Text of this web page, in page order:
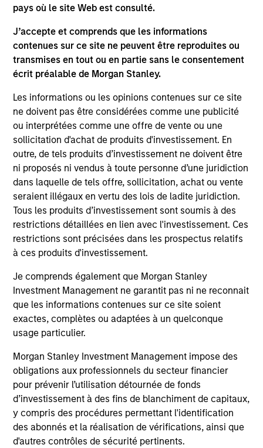
pays où le site Web est consulté.
J’accepte et comprends que les informations
contenues sur ce site ne peuvent être reproduites ou
transmises en tout ou en partie sans le consentement
écrit préalable de Morgan Stanley.
Les informations ou les opinions contenues sur ce site
ne doivent pas être considérées comme une publicité
ou interprétées comme une offre de vente ou une
sollicitation d'achat de produits d'investissement. En
outre, de tels produits d’investissement ne doivent être
ni proposés ni vendus à toute personne d’une juridiction
dans laquelle de tels offre, sollicitation, achat ou vente
seraient illégaux en vertu des lois de ladite juridiction.
Tous les produits d’investissement sont soumis à des
restrictions détaillées en lien avec l'investissement. Ces
restrictions sont précisées dans les prospectus relatifs
à ces produits d'investissement.
Je comprends également que Morgan Stanley
Investment Management ne garantit pas ni ne reconnait
que les informations contenues sur ce site soient
exactes, complètes ou adaptées à un quelconque
usage particulier.
Morgan Stanley Investment Management impose des
obligations aux professionnels du secteur financier
pour prévenir l’utilisation détournée de fonds
d’investissement à des fins de blanchiment de capitaux,
y compris des procédures permettant l'identification
des abonnés et la réalisation de vérifications, ainsi que
d'autres contrôles de sécurité pertinents.
University. He is a member of the CFA Society
Boston and is a CFA charterholder.
ARTICLE
Q2 2026
Insight on loan market fundamentals and the
role of floating-rate loans within portfolios.
10-JUL-2026